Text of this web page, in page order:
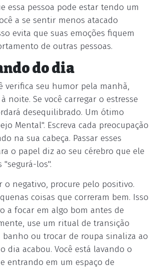
essa pessoa pode estar tendo um
a se sentir menos atacado
evita que suas emoções fiquem
de outras pessoas.
do dia
verifica seu humor pela manhã,
noite. Se você carregar o estresse
desequilibrado. Um ótimo
Mental". Escreva cada preocupação
na sua cabeça. Passar esses
o papel diz ao seu cérebro que ele
"segurá-los".
o negativo, procure pelo positivo.
coisas que correram bem. Isso
a focar em algo bom antes de
use um ritual de transição
banho ou trocar de roupa sinaliza ao
dia acabou. Você está lavando o
entrando em um espaço de